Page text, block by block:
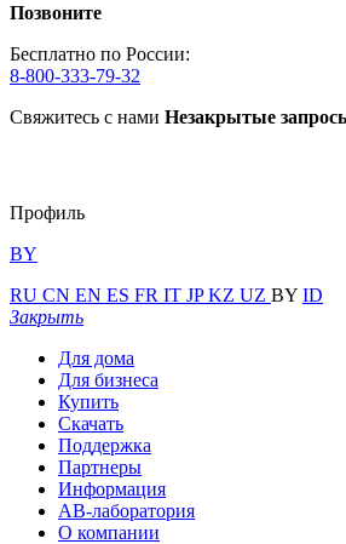
Позвоните
Бесплатно по России:
8-800-333-79-32
Свяжитесь с нами Незакрытые
Профиль
BY
RU CN EN ES FR IT JPKZ UZ BY ID
Закрыть
Для дома
Для бизнеса
Купить
Скачать
Поддержка
Партнеры
Информация
АВ-лаборатория
О компании